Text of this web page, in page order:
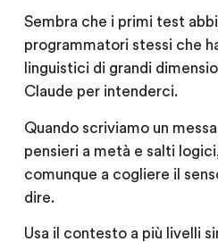
Sembra che i primi test
programmatori stessi che
linguistici di grandi
Claude per intenderci.
Quando scriviamo un
pensieri a metà e salti
comunque a cogliere il
dire.
Usa il contesto a più livelli